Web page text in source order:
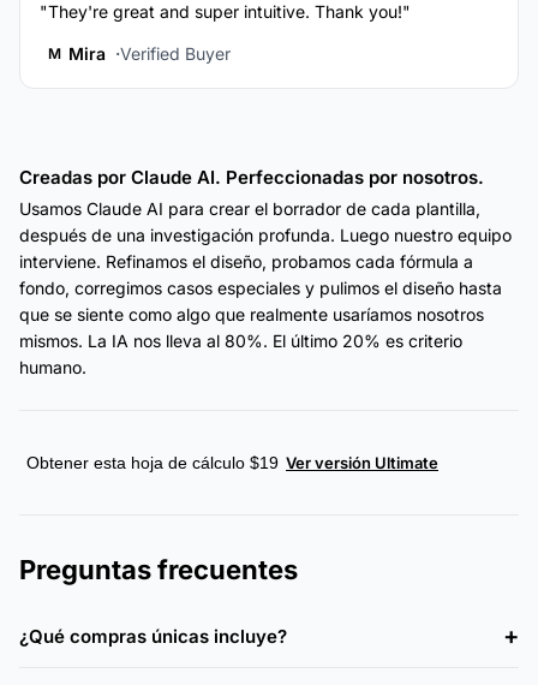
"They're great and super intuitive. Thank you!"
M Mira Verified Buyer
Creadas por Claude AI. Perfeccionadas por nosotros.
Usamos Claude AI para crear el borrador de cada plantilla,
después de una investigación profunda. Luego nuestro equipo
interviene. Refinamos el diseño, probamos cada fórmula a
fondo, corregimos casos especiales y pulimos el diseño hasta
que se siente como algo que realmente usaríamos nosotros
mismos. La IA nos lleva al 80%. El último 20% es criterio
humano.
Obtener esta hoja de cálculo $19 Ver versión Ultimate
Preguntas frecuentes
¿Qué compras únicas incluye?